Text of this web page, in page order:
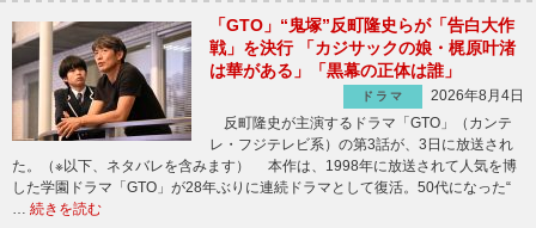
「GTO」“鬼塚”反町隆史らが「告白大作
戦」を決行 「カジサックの娘・梶原叶渚
は華がある」「黒幕の正体は誰」
ドラマ
2026年8月4日
反町隆史が主演するドラマ「GTO」（カンテ
レ・フジテレビ系）の第3話が、3日に放送され
た。（※以下、ネタバレを含みます） 本作は、1998年に放送されて人気を博
した学園ドラマ「GTO」が28年ぶりに連続ドラマとして復活。50代になった“
続きを読む